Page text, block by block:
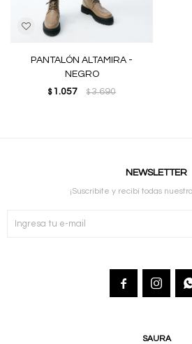
PANTALÓN ALTAMIRA -
NEGRO
$ 1.057 $3.690
SAURA
NEWSLETTER
¡Suscribite y recibí todas
 